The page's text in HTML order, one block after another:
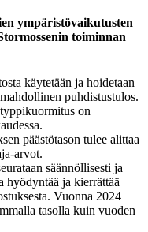
ympäristövaikutusten
toiminnan
käytetään ja hoidetaan
puhdistustulos.
on
päästötason tulee alittaa
arvot.
säännöllisesti ja
hyödyntää ja kierrättää
Vuonna 2024
tasolla kuin vuoden